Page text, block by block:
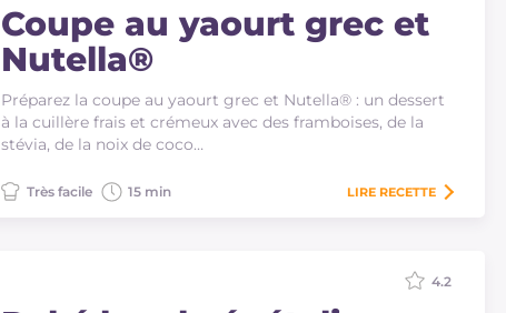
Coupe au yaourt grec et
Nutella®
Préparez la coupe au yaourt grec et Nutella® : un dessert
à la cuillère frais et crémeux avec des framboises, de la
stévia, de la noix de coco…
Très facile 15 min LIRE RECETTE
4.2